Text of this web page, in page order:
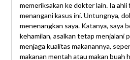
memeriksakan ke dokter lain. Ia
menangani kasus ini. Untungnya,
menenangkan saya. Katanya, saya
kehamilan, asalkan tetap menjalani
menjaga kualitas makanannya,
makanan mentah atau makan buah